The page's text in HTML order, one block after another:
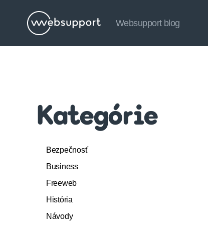
Websupport
Websupport blog
Kategórie
Bezpečnosť
Business
Freeweb
História
Návody